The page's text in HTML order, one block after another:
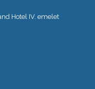
Hotel IV. emelet